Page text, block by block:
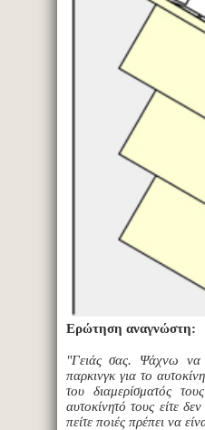
Ερώτηση αναγνώστη:
"Γειάς σας. Ψάχνω να
παρκινγκ για το
του διαμερίσματός
αυτοκίνητό τους είτε
πείτε ποιές πρέπει να